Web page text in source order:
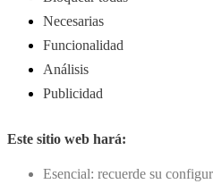
Necesarias
Funcionalidad
Análisis
Publicidad
Este sitio web hará:
Esencial: recuerde su